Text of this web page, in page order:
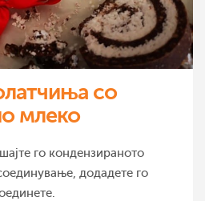
со
млеко
го кондензираното
додадете го